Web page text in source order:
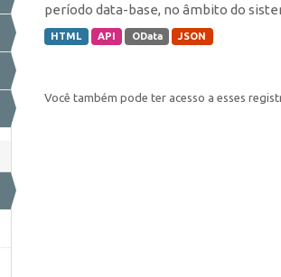
período data-base, no âmbito do
HTML API OData JSON
Você também pode ter acesso a esses